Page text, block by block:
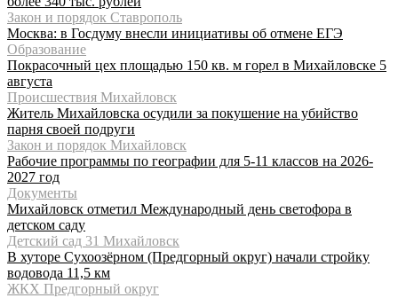
Закон и порядок Ставрополь
Москва: в Госдуму внесли инициативы об отмене ЕГЭ
Образование
Покрасочный цех площадью 150 кв. м горел в Михайловске 5
августа
Происшествия Михайловск
Житель Михайловска осудили за покушение на убийство
парня своей подруги
Закон и порядок Михайловск
Рабочие программы по географии для 5-11 классов на 2026-
2027 год
Документы
Михайловск отметил Международный день светофора в
детском саду
Детский сад 31 Михайловск
В хуторе Сухоозёрном (Предгорный округ) начали стройку
водовода 11,5 км
ЖКХ Предгорный округ